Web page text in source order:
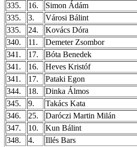
335.
16. Simon Ádám
335.
3. Városi Bálint
335.
24. Kovács Dóra
340.
11. Demeter Zsombor
341.
17. Bóta Benedek
341.
16. Heves Kristóf
341.
17. Pataki Egon
344.
18. Dinka Álmos
345.
9. Takács Kata
346.
25. Daróczi Martin Milán
347.
10. Kun Bálint
348.
4. Illés Bars